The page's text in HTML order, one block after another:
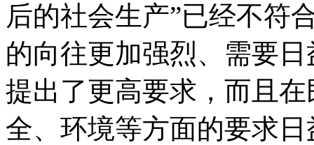
后的社会生产”已经不符
的向往更加强烈、需要
提出了更高要求，而且
全、环境等方面的要求